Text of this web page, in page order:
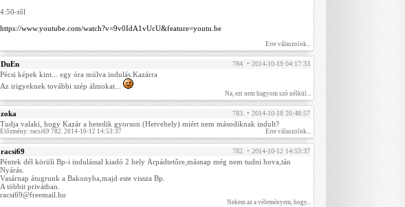
4:50-től
https://www.youtube.com/watch?v=9v0IdA1vUcU&feature=youtu.be
Erre válaszolok...
DuEn 784. • 2014-10-19 04:17:33
Pécsi képek kint... egy óra múlva indulás Kazárra
Az irigyeknek további szép álmokat...
Na, ezt nem hagyom szó nélkül...
zoka 783. • 2014-10-18 20:48:57
Tudja valaki, hogy Kazár a hetedik gyorson (Hetvehely) miért nem másodiknak indult?
Előzmény: racsi69 782. 2014-10-12 14:53:37 Erre válaszolok...
racsi69 782. • 2014-10-12 14:53:37
Péntek dél körüli Bp-i indulással kiadó 2 hely Árpádtetőre,másnap még nem tudni hova,tán
Nyárás.
Vasárnap átugrunk a Bakonyba,majd este vissza Bp.
A többit privátban.
racsi69@freemail.hu
Nekem az a véleményem, hogy...